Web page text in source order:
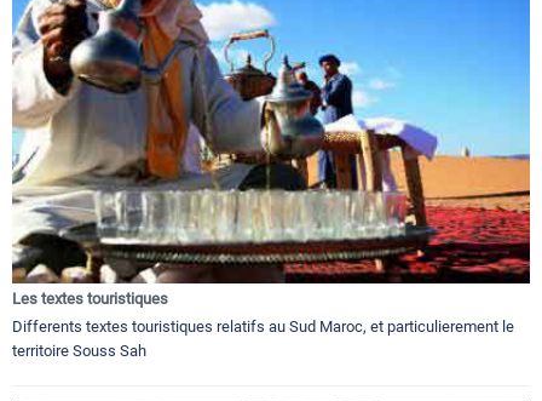
Les textes touristiques
Differents textes touristiques relatifs au Sud Maroc, et particulierement le
territoire Souss Sah